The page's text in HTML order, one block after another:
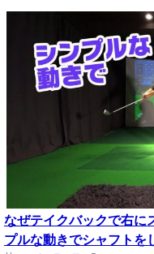
なぜテイクバックで右に
プルな動きでシャフトを